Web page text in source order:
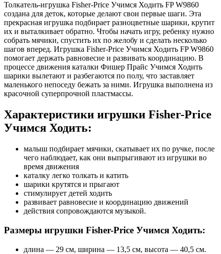
Толкатель-игрушка Fisher-Price Учимся Ходить FP W9860
создана для деток, которые делают свои первые шаги. Эта
прекрасная игрушка подбирает разноцветные шарики, крутит
их и выталкивает обратно. Чтобы начать игру, ребенку нужно
собрать мячики, спустить их по желобу и сделать несколько
шагов вперед. Игрушка Fisher-Price Учимся Ходить FP W9860
помогает держать равновесие и развивать координацию. В
процессе движения каталки Фишер Прайс Учимся Ходить
шарики вылетают и разбегаются по полу, что заставляет
маленького непоседу бежать за ними. Игрушка выполнена из
красочной суперпрочной пластмассы.
Характеристики игрушки Fisher-Price
Учимся Ходить:
малыш подбирает мячики, скатывает их по ручке, после
чего наблюдает, как они выпрыгивают из игрушки во
время движения
каталку легко толкать и катить
шарики крутятся и прыгают
стимулирует детей ходить
развивает равновесие и координацию движений
действия сопровождаются музыкой.
Размеры игрушки Fisher-Price Учимся Ходить:
длина — 29 см, ширина — 13,5 см, высота — 40,5 см.